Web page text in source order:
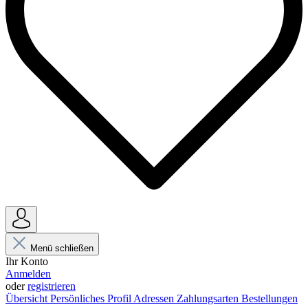
Menü schließen
Ihr Konto
Anmelden
oderregistrieren
Übersicht Persönliches Profil Adressen Zahlungsarten Bestellungen